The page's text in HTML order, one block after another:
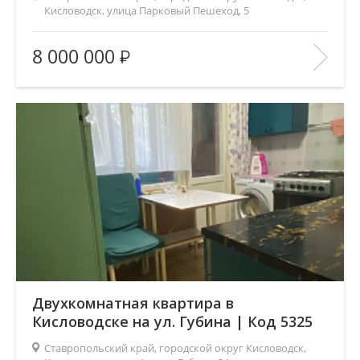
Кисловодск, улица Парковый Пешеход, 5
Площадь(общ. /жил. /кухня), м2:
28/18/5
Число комнат:
2
Этаж:
2/3
В ИЗБРАННОЕ
8 000 000
Двухкомнатная квартира в
Кисловодске на ул. Губина | Код 5325
Ставропольский край, городской округ Кисловодск,